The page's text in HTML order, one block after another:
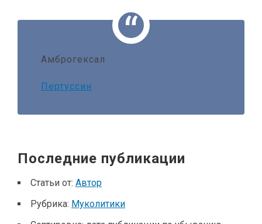
Амброгексал
Пертуссин
Последние публикации
Статьи от: Автор
Рубрика: Муколитики